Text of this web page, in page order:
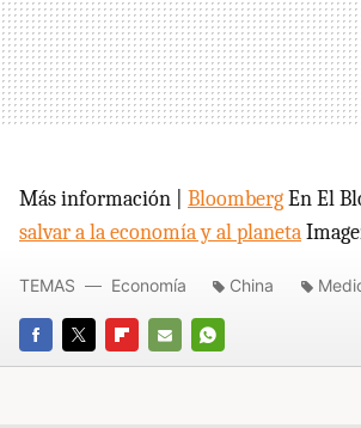
Más información | BloombergEn El
salvar a la economía y al planeta
FACEBOOK
TWITTERFLIPBOARD
E-
WHATSAPP
TEMAS Economía China